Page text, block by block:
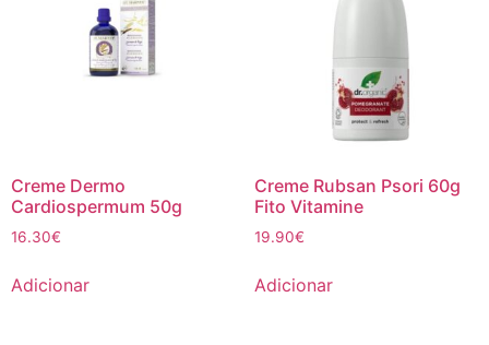
Creme Dermo
Cardiospermum 50g
16.30€
Adicionar
Creme Rubsan Psori 60g
Fito Vitamine
19.90€
Adicionar